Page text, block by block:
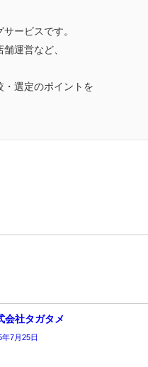
ービスです。
運営など、
・選定のポイントを
会社タガタメ
年7月25日